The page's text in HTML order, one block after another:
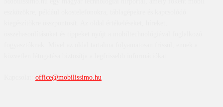
office@mobilissimo.hu